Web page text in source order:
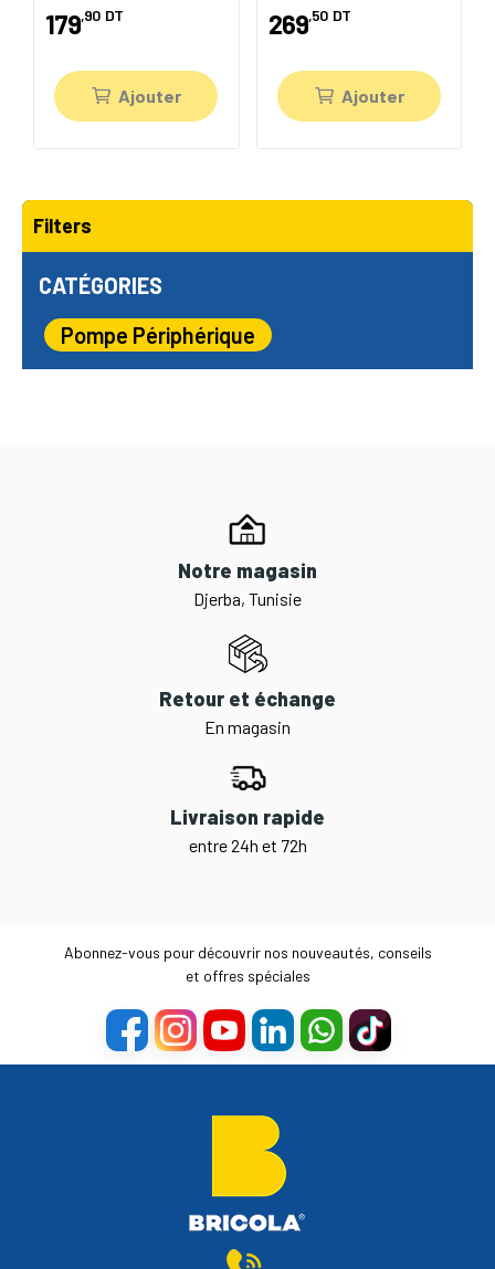
Filters
CATÉGORIES
Pompe Périphérique
179,90 DT
Ajouter
269,50 DT
Ajouter
Notre magasin
Djerba, Tunisie
Retour et échange
En magasin
Livraison rapide
entre 24h et 72h
Abonnez-vous pour découvrir nos nouveautés, conseils
et offres spéciales